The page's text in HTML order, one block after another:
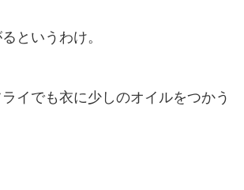
というわけ。
イでも衣に少しのオイルをつかう